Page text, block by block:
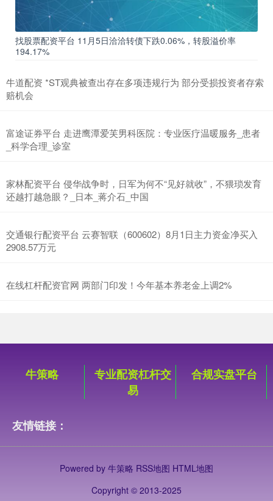
找股票配资平台 11月5日洽洽转债下跌0.06%，转股溢价率
194.17%
牛道配资 *ST观典被查出存在多项违规行为 部分受损投资者存索
赔机会
富途证券平台 走进鹰潭爱芙男科医院：专业医疗温暖服务_患者
_科学合理_诊室
家林配资平台 侵华战争时，日军为何不“见好就收”，不猥琐发育
还越打越急眼？_日本_蒋介石_中国
交通银行配资平台 云赛智联（600602）8月1日主力资金净买入
2908.57万元
在线杠杆配资官网 两部门印发！今年基本养老金上调2%
牛策略
专业配资杠杆交
易
合规实盘平台
友情链接：
Powered by 牛策略 RSS地图 HTML地图
Copyright © 2013-2025